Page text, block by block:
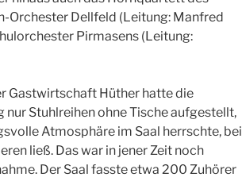
Orchester Dellfeld (Leitung: Manfred
Pirmasens (Leitung:
Gastwirtschaft Hüther hatte die
Stuhlreihen ohne Tische aufgestellt,
Atmosphäre im Saal herrschte, bei
ließ. Das war in jener Zeit noch
Der Saal fasste etwa 200 Zuhörer